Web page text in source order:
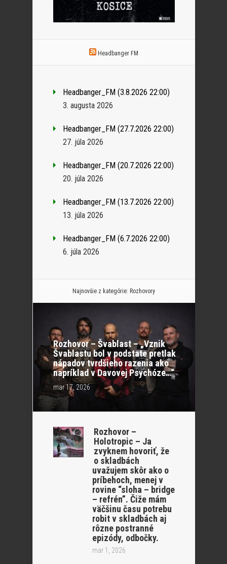
Headbanger FM
Headbanger_FM (3.8.2026 22:00)
3. augusta 2026
Headbanger_FM (27.7.2026 22:00)
27. júla 2026
Headbanger_FM (20.7.2026 22:00)
20. júla 2026
Headbanger_FM (13.7.2026 22:00)
13. júla 2026
Headbanger_FM (6.7.2026 22:00)
6. júla 2026
Najnovšie z kategórie: Rozhovory
Rozhovor – Švablast – „Vznik
Švablastu bol v podstate pretlak
nápadov tvrdšieho razenia ako
napríklad v Davovej Psychóze…“
mar 17, 2026
Rozhovor –
Holotropic – Ja
zvyknem hovoriť, že
o skladbách
uvažujem skôr ako o
príbehoch, menej v
rovine “sloha – bridge
– refrén”. Čiže mám
väčšinu času potrebu
robit v skladbách aj
rôzne postranné
epizódy, odbočky.
mar 1, 2026